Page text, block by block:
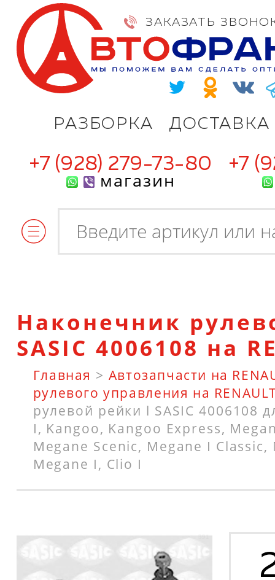
РАЗБОРКА ДОСТАВКА
ЗАКАЗАТЬ
+7 (928) 279-73-80
магазин
+7
Наконечник
SASIC 4006108 на
Главная > Автозапчасти на
рулевого управления на
рулевой рейки l SASIC 4006108
I, Kangoo, Kangoo Express,
Megane Scenic, Megane I Classic,
Megane I, Clio I